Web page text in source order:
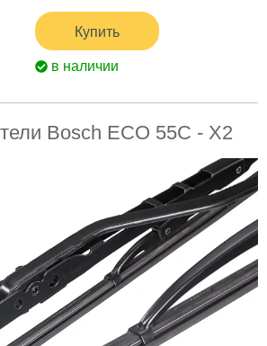
Купить
в наличии
Bosch ECO 55C - X2